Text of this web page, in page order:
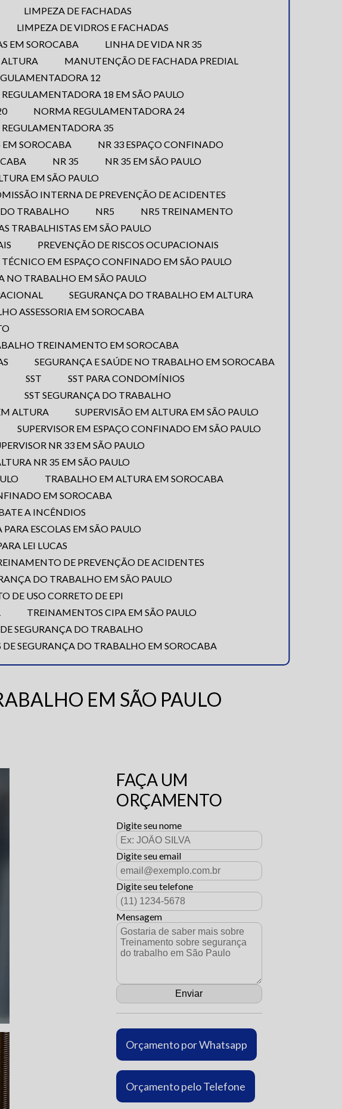
LIMPEZA DE FACHADAS
LIMPEZA DE VIDROS E FACHADAS
EM SOROCABA
LINHA DE VIDA NR 35
MANUTENÇÃO DE FACHADA PREDIAL
12
REGULAMENTADORA 18 EM SÃO PAULO
NORMA REGULAMENTADORA 24
REGULAMENTADORA 35
EM SOROCABA
NR 33 ESPAÇO CONFINADO
NR 35
NR 35 EM SÃO PAULO
EM SÃO PAULO
INTERNA DE PREVENÇÃO DE ACIDENTES
DO TRABALHO NR5
NR5 TREINAMENTO
TRABALHISTAS EM SÃO PAULO
PREVENÇÃO DE RISCOS OCUPACIONAIS
TÉCNICO EM ESPAÇO CONFINADO EM SÃO PAULO
NO TRABALHO EM SÃO PAULO
SEGURANÇA DO TRABALHO EM ALTURA
ASSESSORIA EM SOROCABA
TREINAMENTO EM SOROCABA
SEGURANÇA E SAÚDE NO TRABALHO EM SOROCABA
SST
SST PARA CONDOMÍNIOS
SST SEGURANÇA DO TRABALHO
ALTURA
SUPERVISÃO EM ALTURA EM SÃO PAULO
SUPERVISOR EM ESPAÇO CONFINADO EM SÃO PAULO
NR 33 EM SÃO PAULO
NR 35 EM SÃO PAULO
TRABALHO EM ALTURA EM SOROCABA
EM SOROCABA
A INCÊNDIOS
ESCOLAS EM SÃO PAULO
LEI LUCAS
DE PREVENÇÃO DE ACIDENTES
DO TRABALHO EM SÃO PAULO
DE USO CORRETO DE EPI
TREINAMENTOS CIPA EM SÃO PAULO
SEGURANÇA DO TRABALHO
DE SEGURANÇA DO TRABALHO EM SOROCABA
EM SÃO PAULO
FAÇA UM
ORÇAMENTO
Digite seu nome
Digite seu email
Digite seu telefone
Mensagem
Orçamento por Whatsapp
Orçamento pelo Telefone